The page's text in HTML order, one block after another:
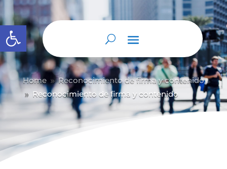
Abrir barra de herramientas
Home 9 Reconocimiento de firma y contenido
9 Reconocimiento de firma y contenido